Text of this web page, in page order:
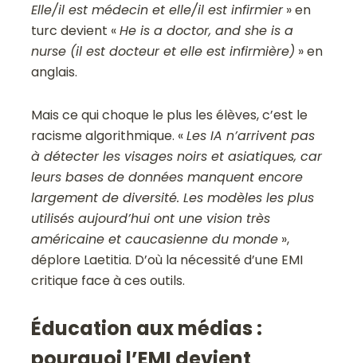
Elle/il est médecin et elle/il est infirmier»en
turc devient «He is a doctor, and she is a
nurse (il est docteur et elle est infirmière) »en
anglais.
Mais ce qui choque le plus les élèves, c’est le
racisme algorithmique. «Les IA n’arrivent pas
à détecter les visages noirs et asiatiques, car
leurs bases de données manquent encore
largement de diversité. Les modèles les plus
utilisés aujourd’hui ont une vision très
américaine et caucasienne du monde »,
déplore Laetitia. D’où la nécessité d’une EMI
critique face à ces outils.
Éducation aux médias :